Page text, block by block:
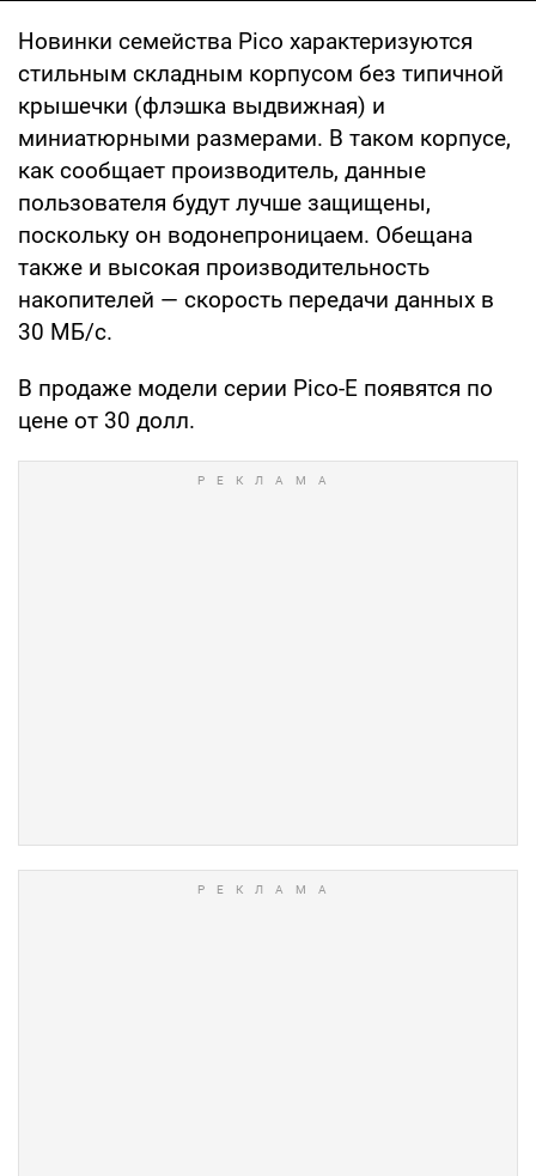
Новинки семейства Pico характеризуются
стильным складным корпусом без типичной
крышечки (флэшка выдвижная) и
миниатюрными размерами. В таком корпусе,
как сообщает производитель, данные
пользователя будут лучше защищены,
поскольку он водонепроницаем. Обещана
также и высокая производительность
накопителей — скорость передачи данных в
30 МБ/с.
В продаже модели серии Pico-E появятся по
цене от 30 долл.